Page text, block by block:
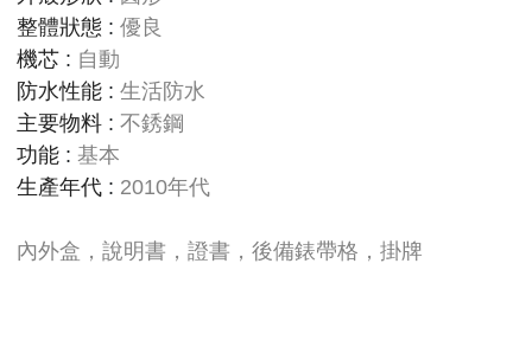
整體狀態 : 優良
機芯 : 自動
防水性能 : 生活防水
主要物料 : 不銹鋼
功能 : 基本
生產年代 : 2010年代
內外盒，說明書，證書，後備錶帶格，掛牌